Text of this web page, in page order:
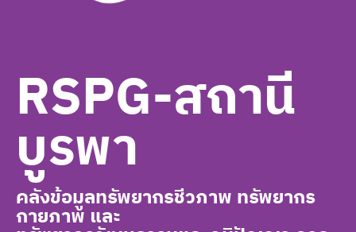
RSPG-สถานี
บูรพา
คลังข้อมูลทรัพยากรชีวภาพ ทรัพยากร
กายภาพ และ